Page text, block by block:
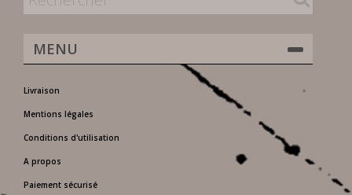
MENU
Livraison
Mentions légales
Conditions d'utilisation
A propos
Paiement sécurisé